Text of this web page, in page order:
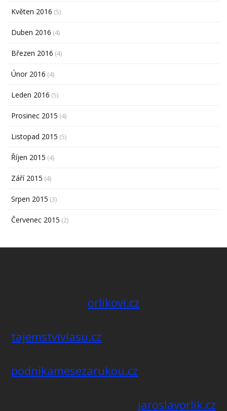
Květen 2016 (5)
Duben 2016 (4)
Březen 2016 (4)
Únor 2016 (4)
Leden 2016 (5)
Prosinec 2015 (4)
Listopad 2015 (5)
Říjen 2015 (4)
Září 2015 (4)
Srpen 2015 (3)
Červenec 2015 (2)
orlikovi.cz
tajemstvivlasu.cz
podnikamesezarukou.cz
jaroslavorlik.cz